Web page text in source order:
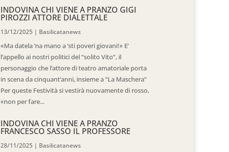
INDOVINA CHI VIENE A PRANZO GIGI
PIROZZI ATTORE DIALETTALE
13/12/2025 | Basilicatanews
«Ma datela ‘na mano a ‘sti poveri giovani!» E’
l’appello ai nostri politici del “solito Vito”, il
personaggio che l’attore di teatro amatoriale porta
in scena da cinquant’anni, insieme a “La Maschera”
Per queste Festività si vestirà nuovamente di rosso,
«non per fare...
INDOVINA CHI VIENE A PRANZO
FRANCESCO SASSO IL PROFESSORE
28/11/2025 | Basilicatanews